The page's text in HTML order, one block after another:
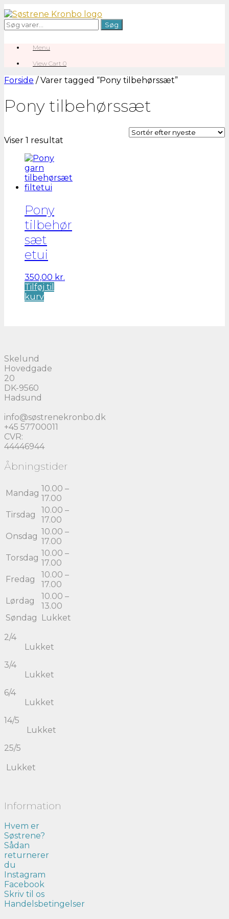
Gå
til
indhold
Søg
efter:
Søg
Menu
View
cart
View Cart 0
Forside / Varer tagged “Pony tilbehørssæt”
Pony tilbehørssæt
Viser 1 resultat
Pony
tilbehør
sæt
etui
350,00 kr.
Tilføj til
kurv
Skelund
Hovedgade
20
DK-9560
Hadsund
info@søstrenekronbo.dk
+45 57700011
CVR:
44446944
Åbningstider
Mandag 10.00 –
17.00
Tirsdag
10.00 –
17.00
Onsdag 10.00 –
17.00
Torsdag 10.00 –
17.00
Fredag
10.00 –
17.00
Lørdag
10.00 –
13.00
Søndag
Lukket
2/4
Lukket
3/4
Lukket
6/4
Lukket
14/5
Lukket
25/5
Lukket
Information
Hvem er
Søstrene?
Sådan
returnerer
du
Instagram
Facebook
Skriv til os
Handelsbetingelser